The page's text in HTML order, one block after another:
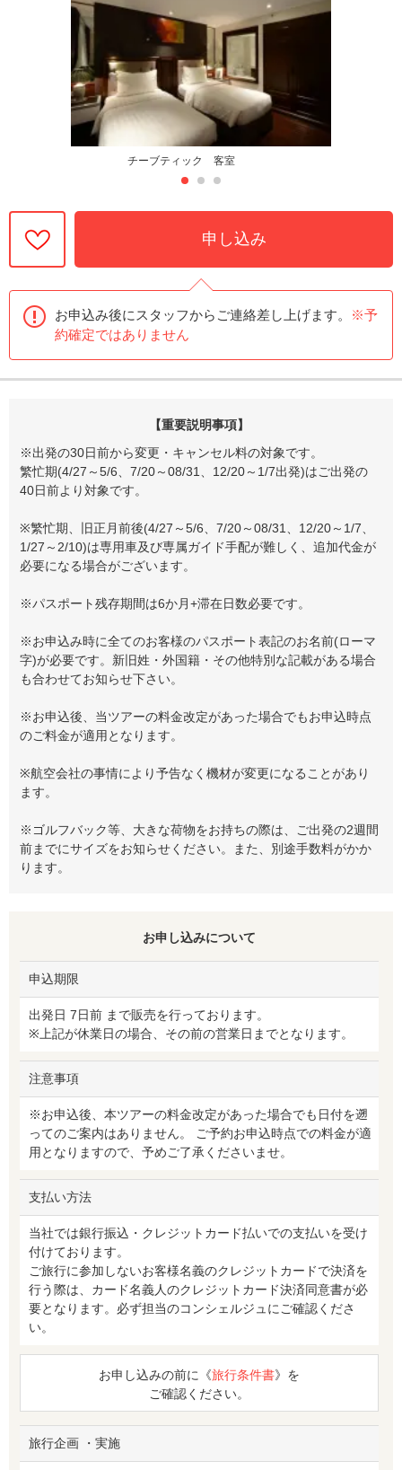
チーブティック 客室
申し込み
お申込み後にスタッフからご連絡差し上げます。
※予
約確定ではありません
【重要説明事項】
※出発の30日前から変更・キャンセル料の対象です。
繁忙期(4/27～5/6、7/20～08/31、12/20～1/7出発)はご出発の
40日前より対象です。
※繁忙期、旧正月前後(4/27～5/6、7/20～08/31、12/20～1/7、
1/27～2/10)は専用車及び専属ガイド手配が難しく、追加代金が
必要になる場合がございます。
※パスポート残存期間は6か月+滞在日数必要です。
※お申込み時に全てのお客様のパスポート表記のお名前(ローマ
字)が必要です。新旧姓・外国籍・その他特別な記載がある場合
も合わせてお知らせ下さい。
※お申込後、当ツアーの料金改定があった場合でもお申込時点
のご料金が適用となります。
※航空会社の事情により予告なく機材が変更になることがあり
ます。
※ゴルフバック等、大きな荷物をお持ちの際は、ご出発の2週間
前までにサイズをお知らせください。また、別途手数料がかか
ります。
お申し込みについて
申込期限
出発日 7日前 まで販売を行っております。
※上記が休業日の場合、その前の営業日までとなります。
注意事項
※お申込後、本ツアーの料金改定があった場合でも日付を遡
ってのご案内はありません。 ご予約お申込時点での料金が適
用となりますので、予めご了承くださいませ。
支払い方法
当社では銀行振込・クレジットカード払いでの支払いを受け
付けております。
ご旅行に参加しないお客様名義のクレジットカードで決済を
行う際は、カード名義人のクレジットカード決済同意書が必
要となります。必ず担当のコンシェルジュにご確認くださ
い。
お申し込みの前に《旅行条件書》を
ご確認ください。
旅行企画 ・実施